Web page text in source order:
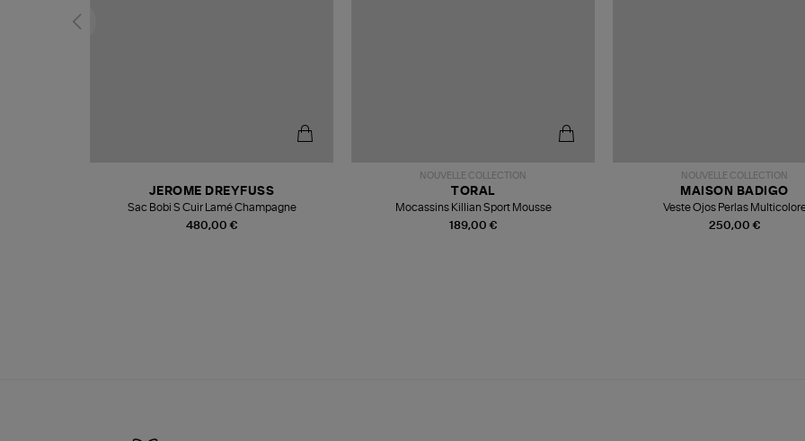
480,00 €
JEROME DREYFUSS
Sac Bobi S Cuir Lamé Champagne
NOUVELLE COLLECTION
189,00 €
TORAL
Mocassins Killian Sport Mousse
NOUVELLE COLLECTION
250,00 €
MAISON BADIGO
Veste Ojos Perlas